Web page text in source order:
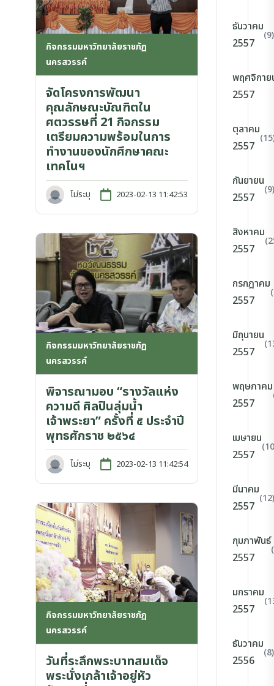
กิจกรรมมหาวิทยาลัยราชภัฏ
นครสวรรค์
จัดโครงการพัฒนา
คุณลักษณะบัณฑิตใน
ศตวรรษที่ 21 กิจกรรม
เตรียมความพร้อมในการ
ทำงานของนักศึกษาคณะ
เทคโนฯ
ไม่ระบุ 2023-02-13 11:42:53
กิจกรรมมหาวิทยาลัยราชภัฏ
นครสวรรค์
พิจารณามอบ “รางวัลแห่ง
ความดี ศิลปินลุ่มน้ำ
เจ้าพระยา” ครั้งที่ ๕ ประจำปี
พุทธศักราช ๒๕๖๔
ไม่ระบุ 2023-02-13 11:42:54
กิจกรรมมหาวิทยาลัยราชภัฏ
นครสวรรค์
วันที่ระลึกพระบาทสมเด็จ
พระนั่งเกล้าเจ้าอยู่หัว
ธันวาคม
2557
(9)
พฤศจิกาย
2557
ตุลาคม
2557
กันยายน
2557
(9)
สิงหาคม
2557
กรกฎาคม
2557
มิถุนายน
2557
พฤษภาคม
2557
เมษายน
2557
มีนาคม
2557
(12)
กุมภาพันธ์
2557
มกราคม
2557
ธันวาคม
2556
(8)